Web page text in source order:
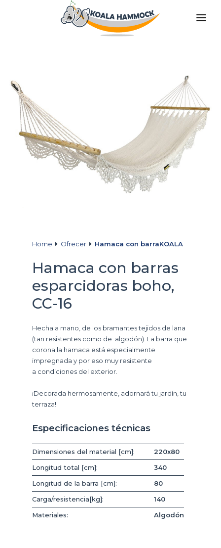
TIENDAS
HÁGATE EL DISTRIBUDOR
MEDIOS
CONTACTO
Home Ofrecer Hamaca con barraKOALA
Hamaca con barras
esparcidoras boho,
CC-16
Hecha a mano, de los bramantes tejidos de lana
(tan resistentes como de algodón). La barra que
corona la hamaca está especialmente
impregnada y por eso muy resistente
a condiciones del exterior.
¡Decorada hermosamente, adornará tu jardín, tu
terraza!
Especificaciones técnicas
Dimensiones del material [cm]:
220x80
Longitud total [cm]:
340
Longitud de la barra [cm]:
80
Carga/resistencia[kg]:
140
Materiales:
Algodón